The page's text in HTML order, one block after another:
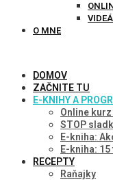
O MNE
DOMOV
ZAČNITE TU
E-KNIHY A
Online
STOP
E-kniha:
E-kniha:
RECEPTY
Raňajky